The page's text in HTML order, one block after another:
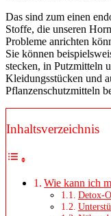
Das sind zum einen
Stoffe, die unseren
Probleme anrichten
Sie können
stecken, in Putzmitteln
Kleidungsstücken und
Pflanzenschutzmitteln
Inhaltsverzeichnis
Wie kann ich
Detox-